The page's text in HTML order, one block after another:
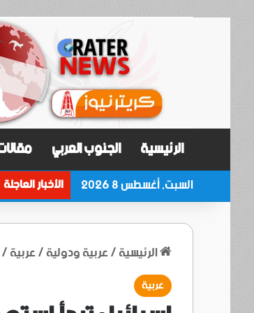
الرئيسية الجنوب العربي
السبت, أغسطس 8 2026 الأخبار العاجلة
الرئيسية/عربية ودولية/عربية/
عربية